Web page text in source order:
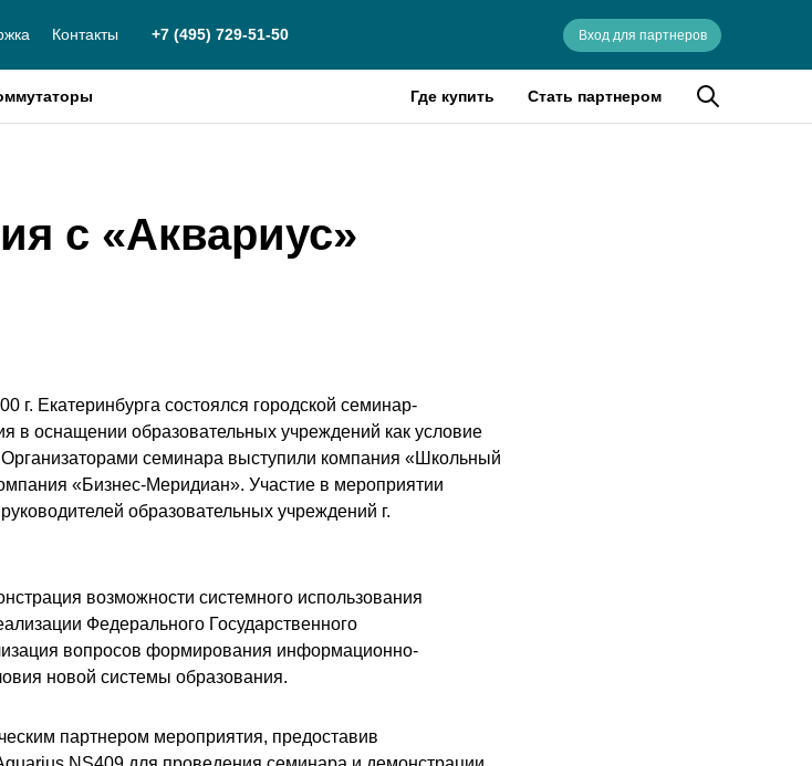
Контакты +7 (495) 729-51-50 Вход для партнеров
Где купить Стать партнером
с «Аквариус»
Екатеринбурга состоялся городской семинар-
в оснащении образовательных учреждений как условие
семинара выступили компания «Школьный
«Бизнес-Меридиан». Участие в мероприятии
образовательных учреждений г.
возможности системного использования
Федерального Государственного
вопросов формирования информационно-
новой системы образования.
партнером мероприятия, предоставив